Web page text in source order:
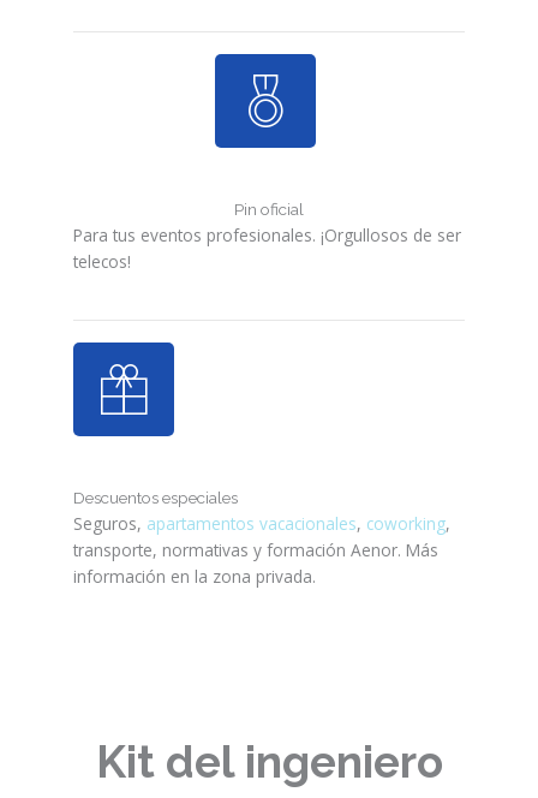
Pin oficial
Para tus eventos profesionales. ¡Orgullosos de ser
telecos!
Descuentos especiales
Seguros, apartamentos vacacionales, coworking,
transporte, normativas y formación Aenor. Más
información en la zona privada.
Kit del ingeniero